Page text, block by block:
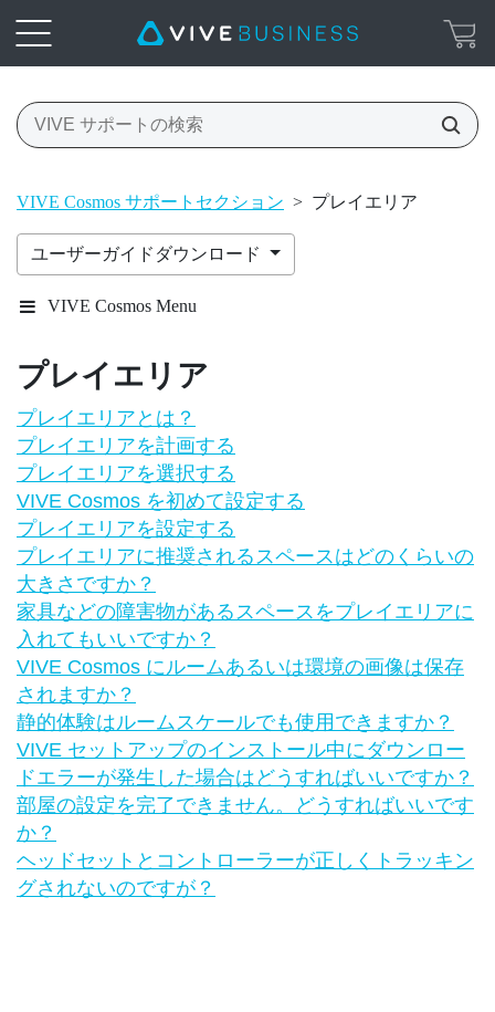
VIVE Cosmos サポートセクション > プレイエリア
ユーザーガイドダウンロード
VIVE Cosmos Menu
プレイエリア
プレイエリアとは？
プレイエリアを計画する
プレイエリアを選択する
VIVE Cosmos を初めて設定する
プレイエリアを設定する
プレイエリアに推奨されるスペースはどのくらいの
大きさですか？
家具などの障害物があるスペースをプレイエリアに
入れてもいいですか？
VIVE Cosmos にルームあるいは環境の画像は保存
されますか？
静的体験はルームスケールでも使用できますか？
VIVE セットアップのインストール中にダウンロー
ドエラーが発生した場合はどうすればいいですか？
部屋の設定を完了できません。どうすればいいです
か？
ヘッドセットとコントローラーが正しくトラッキン
グされないのですが？